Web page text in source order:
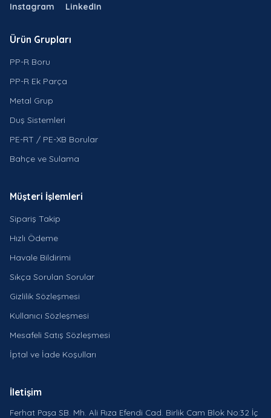
Instagram LinkedIn
Ürün Grupları
PP-R Boru
PP-R Ek Parça
Metal Grup
Duş Sistemleri
PE-RT / PE-XB Borular
Bahçe ve Sulama
Müşteri İşlemleri
Sipariş Takip
Hızlı Ödeme
Havale Bildirimi
Sıkça Sorulan Sorular
Gizlilik Sözleşmesi
Kullanıcı Sözleşmesi
Mesafeli Satış Sözleşmesi
İptal ve İade Koşulları
İletişim
Ferhat Paşa SB. Mh. Ali Rıza Efendi Cad. Birlik Cam Blok No:32 İç